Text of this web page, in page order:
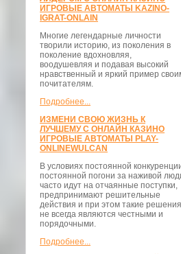
ИГРОВЫЕ АВТОМАТЫ KAZINO-
IGRAT-ONLAIN
Многие легендарные личности
творили историю, из поколения в
поколение вдохновляя,
воодушевляя и подавая высокий
нравственный и яркий пример
почитателям.
Подробнее...
ИЗМЕНИ СВОЮ ЖИЗНЬ К
ЛУЧШЕМУ С ОНЛАЙН КАЗИНО
ИГРОВЫЕ АВТОМАТЫ PLAY-
ONLINEWULCAN
В условиях постоянной
постоянной погони за наживой
часто идут на отчаянные поступки,
предпринимают решительные
действия и при этом такие решения
не всегда являются честными и
порядочными.
Подробнее...